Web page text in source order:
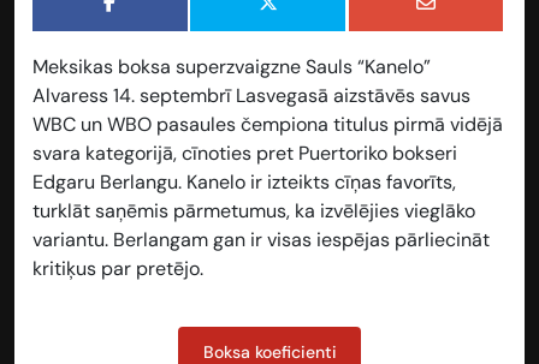
Meksikas boksa superzvaigzne Sauls “Kanelo”
Alvaress 14. septembrī Lasvegasā aizstāvēs savus
WBC un WBO pasaules čempiona titulus pirmā vidējā
svara kategorijā, cīnoties pret Puertoriko bokseri
Edgaru Berlangu. Kanelo ir izteikts cīņas favorīts,
turklāt saņēmis pārmetumus, ka izvēlējies vieglāko
variantu. Berlangam gan ir visas iespējas pārliecināt
kritiķus par pretējo.
Boksa koeficienti